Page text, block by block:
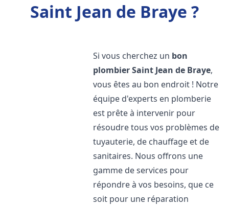
Saint Jean de Braye ?
Si vous cherchez un bon
plombierSaint Jean de Braye,
vous êtes au bon endroit ! Notre
équipe d'experts en plomberie
est prête à intervenir pour
résoudre tous vos problèmes de
tuyauterie, de chauffage et de
sanitaires. Nous offrons une
gamme de services pour
répondre à vos besoins, que ce
soit pour une réparation